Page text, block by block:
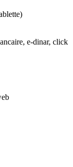
e-dinar, click